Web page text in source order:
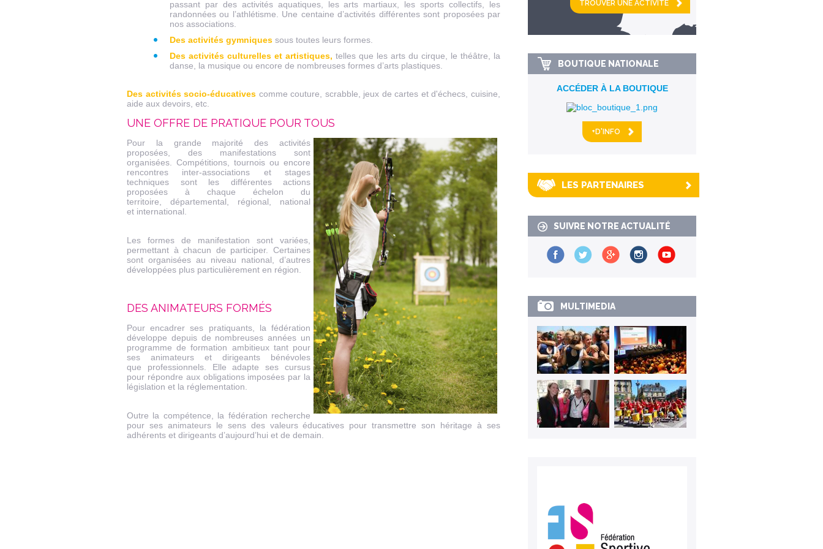
passant par des activités aquatiques, les arts martiaux, les sports collectifs, les
randonnées ou l’athlétisme. Une centaine d’activités différentes sont proposées par
nos associations.
Des activités gymniques sous toutes leurs formes.
Des activités culturelles et artistiques, telles que les arts du cirque, le théâtre, la
danse, la musique ou encore de nombreuses formes d’arts plastiques.
Des activités socio-éducatives comme couture, scrabble, jeux de cartes et d'échecs, cuisine,
aide aux devoirs, etc.
UNE OFFRE DE PRATIQUE POUR TOUS
Pour la grande majorité des activités
proposées, des manifestations sont
organisées. Compétitions, tournois ou encore
rencontres inter-associations et stages
techniques sont les différentes actions
proposées à chaque échelon du
territoire, départemental, régional, national
et international.
Les formes de manifestation sont variées,
permettant à chacun de participer. Certaines
sont organisées au niveau national, d’autres
développées plus particulièrement en région.
DES ANIMATEURS FORMÉS
Pour encadrer ses pratiquants, la fédération
développe depuis de nombreuses années un
programme de formation ambitieux tant pour
ses animateurs et dirigeants bénévoles
que professionnels. Elle adapte ses cursus
pour répondre aux obligations imposées par la
législation et la réglementation.
Outre la compétence, la fédération recherche
pour ses animateurs le sens des valeurs éducatives pour transmettre son héritage à ses
adhérents et dirigeants d’aujourd’hui et de demain.
km alentour
BOUTIQUE NATIONALE
ACCÉDER À LA BOUTIQUE
+D'INFO
LES PARTENAIRES
SUIVRE NOTRE ACTUALITÉ
MULTIMEDIA